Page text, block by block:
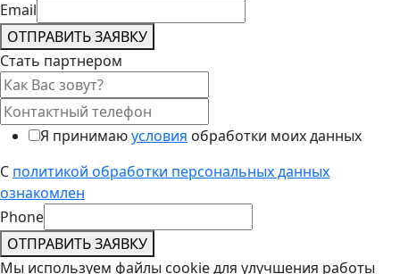
Email
ОТПРАВИТЬ ЗАЯВКУ
Стать партнером
Я принимаюусловия обработки моих данных
С политикой обработки персональных данных
ознакомлен
Phone
ОТПРАВИТЬ ЗАЯВКУ
Мы используем файлы cookie для улучшения работы